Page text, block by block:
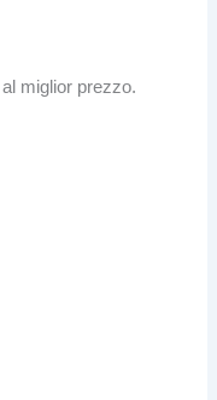
miglior prezzo.